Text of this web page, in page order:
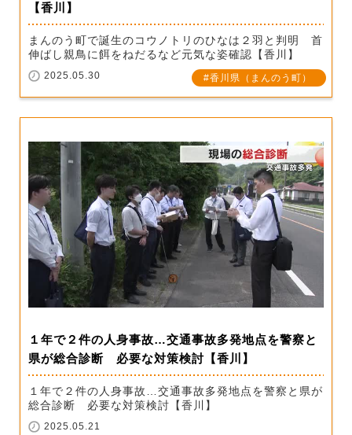
【香川】
まんのう町で誕生のコウノトリのひなは２羽と判明 首
伸ばし親鳥に餌をねだるなど元気な姿確認【香川】
2025.05.30 香川県（まんのう町）
１年で２件の人身事故…交通事故多発地点を警察と
県が総合診断 必要な対策検討【香川】
１年で２件の人身事故…交通事故多発地点を警察と県が
総合診断 必要な対策検討【香川】
2025.05.21